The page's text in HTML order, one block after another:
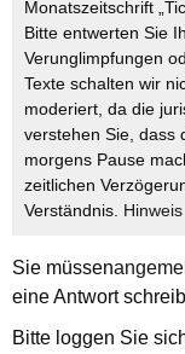
Monatszeitschrift
Bitte entwerten Sie
Verunglimpfungen
Texte schalten wir
moderiert, da die
verstehen Sie, dass
morgens Pause
zeitlichen
Verständnis. Hinweis
Sie müssen
eine Antwort
Bitte loggen Sie